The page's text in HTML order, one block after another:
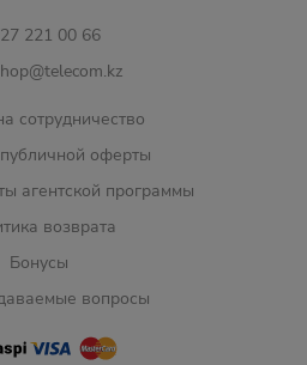
221 00 66
сотрудничество
оферты
агентской программы
возврата
Бонусы
вопросы